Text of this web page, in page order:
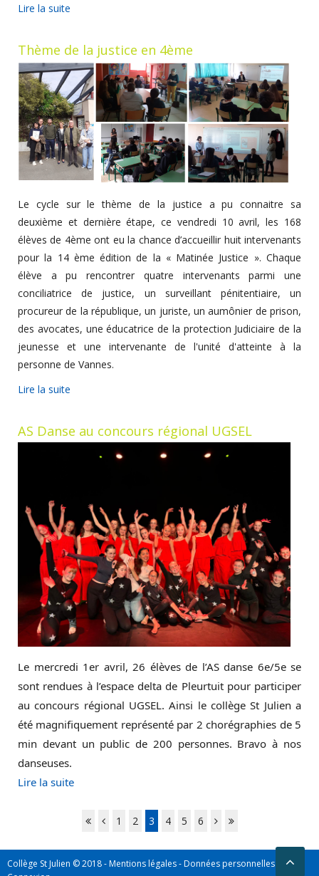
Lire la suite
Thème de la justice en 4ème
Le cycle sur le thème de la justice a pu connaitre sa
deuxième et dernière étape, ce vendredi 10 avril, les 168
élèves de 4ème ont eu la chance d’accueillir huit intervenants
pour la 14 ème édition de la « Matinée Justice ». Chaque
élève a pu rencontrer quatre intervenants parmi une
conciliatrice de justice, un surveillant pénitentiaire, un
procureur de la république, un juriste, un aumônier de prison,
des avocates, une éducatrice de la protection Judiciaire de la
jeunesse et une intervenante de l'unité d'atteinte à la
personne de Vannes.
Lire la suite
AS Danse au concours régional UGSEL
Le mercredi 1er avril, 26 élèves de l’AS danse 6e/5e se
sont rendues à l’espace delta de Pleurtuit pour participer
au concours régional UGSEL. Ainsi le collège St Julien a
été magnifiquement représenté par 2 chorégraphies de 5
min devant un public de 200 personnes. Bravo à nos
danseuses.
Lire la suite
1 2 3 4 5 6
Collège St Julien © 2018 -Mentions légales-Données personnelles